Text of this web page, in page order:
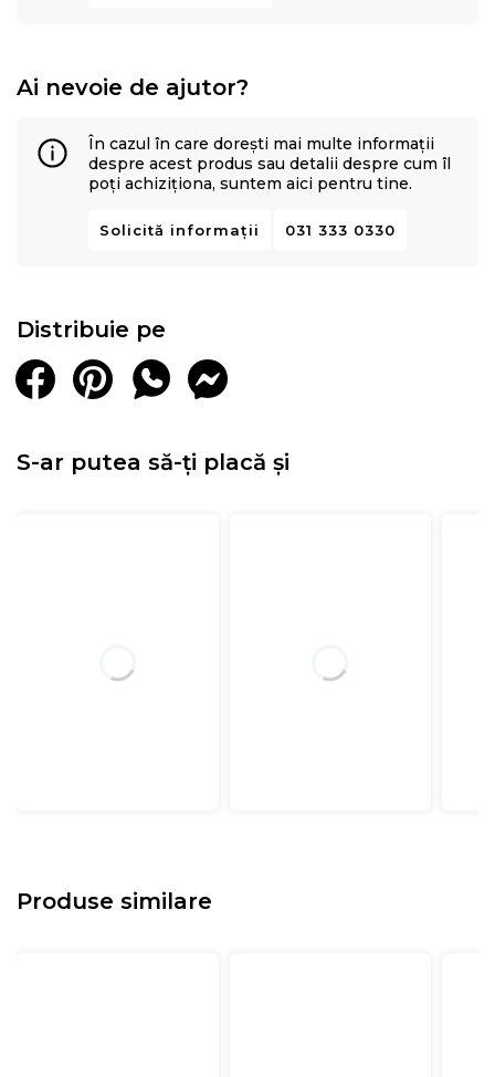
Ai nevoie de ajutor?
În cazul în care dorești mai multe informații
despre acest produs sau detalii despre cum îl
poți achiziționa, suntem aici pentru tine.
Solicită informații 031 333 0330
Distribuie pe
S-ar putea să-ți placă și
Produse similare